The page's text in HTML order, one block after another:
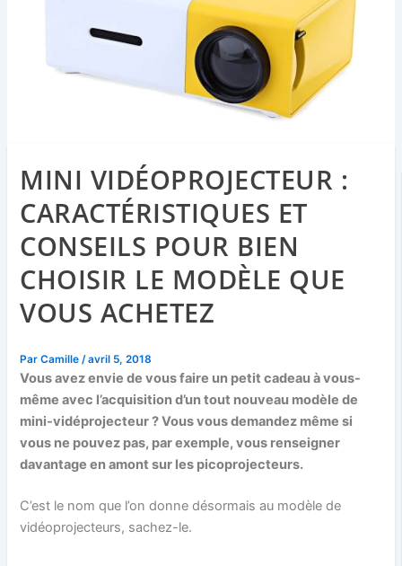
MINI VIDÉOPROJECTEUR :
CARACTÉRISTIQUES ET
CONSEILS POUR BIEN
CHOISIR LE MODÈLE QUE
VOUS ACHETEZ
ParCamille/avril 5, 2018
Vous avez envie de vous faire un petit cadeau à vous-
même avec l’acquisition d’un tout nouveau modèle de
mini-vidéprojecteur ? Vous vous demandez même si
vous ne pouvez pas, par exemple, vous renseigner
davantage en amont sur les picoprojecteurs.
C’est le nom que l’on donne désormais au modèle de
vidéoprojecteurs, sachez-le.